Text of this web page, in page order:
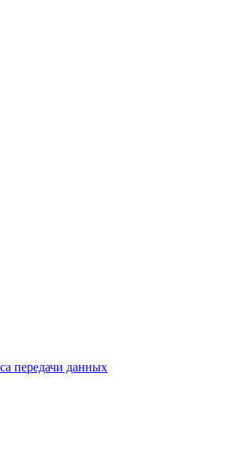
передачи данных